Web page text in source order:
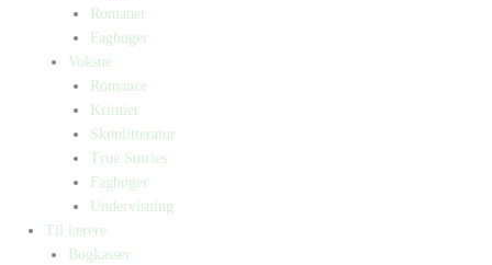
Romaner
Fagbøger
Voksne
Romance
Krimier
Skønlitteratur
True Stories
Fagbøger
Undervisning
Til lærere
Bogkasser